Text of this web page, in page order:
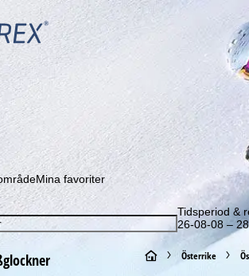
på vårt nyhetsbrev och missa aldrig ett
Mina favoriter
Tidsperiod &
26-08-08 –
S Österrike